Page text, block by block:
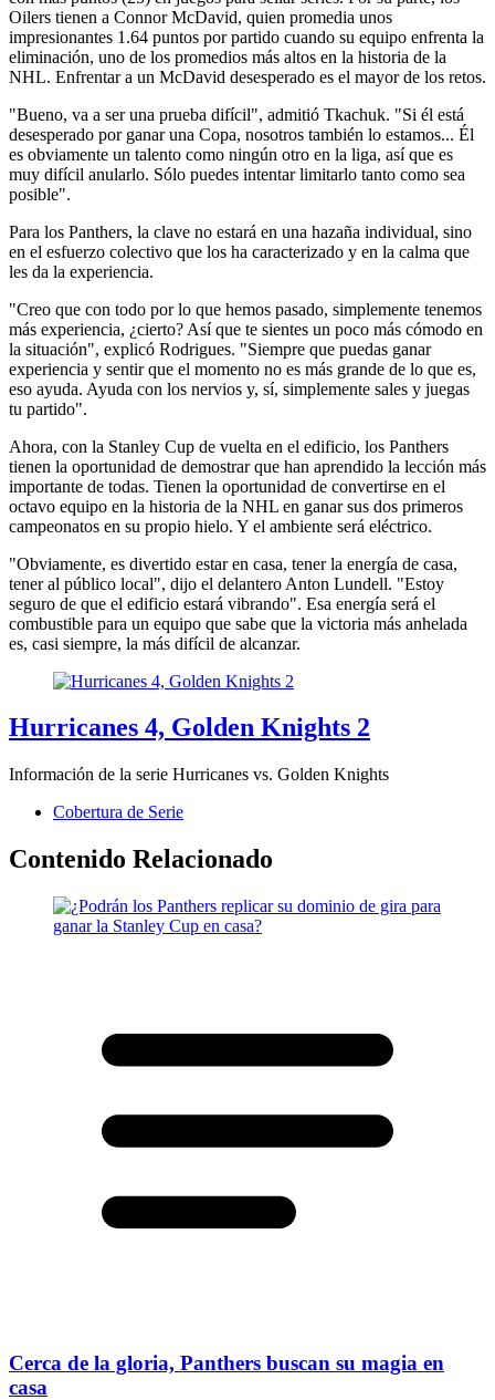
Oilers tienen a Connor McDavid, quien promedia unos
impresionantes 1.64 puntos por partido cuando su equipo enfrenta la
eliminación, uno de los promedios más altos en la historia de la
NHL. Enfrentar a un McDavid desesperado es el mayor de los retos.
"Bueno, va a ser una prueba difícil", admitió Tkachuk. "Si él está
desesperado por ganar una Copa, nosotros también lo estamos... Él
es obviamente un talento como ningún otro en la liga, así que es
muy difícil anularlo. Sólo puedes intentar limitarlo tanto como sea
posible".
Para los Panthers, la clave no estará en una hazaña individual, sino
en el esfuerzo colectivo que los ha caracterizado y en la calma que
les da la experiencia.
"Creo que con todo por lo que hemos pasado, simplemente tenemos
más experiencia, ¿cierto? Así que te sientes un poco más cómodo en
la situación", explicó Rodrigues. "Siempre que puedas ganar
experiencia y sentir que el momento no es más grande de lo que es,
eso ayuda. Ayuda con los nervios y, sí, simplemente sales y juegas
tu partido".
Ahora, con la Stanley Cup de vuelta en el edificio, los Panthers
tienen la oportunidad de demostrar que han aprendido la lección más
importante de todas. Tienen la oportunidad de convertirse en el
octavo equipo en la historia de la NHL en ganar sus dos primeros
campeonatos en su propio hielo. Y el ambiente será eléctrico.
"Obviamente, es divertido estar en casa, tener la energía de casa,
tener al público local", dijo el delantero Anton Lundell. "Estoy
seguro de que el edificio estará vibrando". Esa energía será el
combustible para un equipo que sabe que la victoria más anhelada
es, casi siempre, la más difícil de alcanzar.
Hurricanes 4, Golden Knights 2
Información de la serie Hurricanes vs. Golden Knights
Cobertura de Serie
Contenido Relacionado
Cerca de la gloria, Panthers buscan su magia en
casa